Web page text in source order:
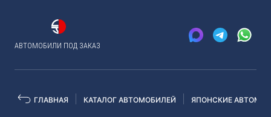
АВТОМОБИЛИ ПОД ЗАКАЗ
ГЛАВНАЯ КАТАЛОГ АВТОМОБИЛЕЙ ЯПОНСКИЕ